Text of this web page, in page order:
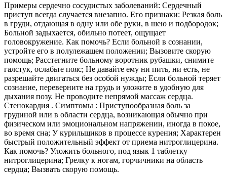
Примеры сердечно сосудистых заболеваний: Сердечный
приступ всегда случается внезапно. Его признаки: Резкая боль
в груди, отдающая в одну или обе руки, в шею и подбородок;
Больной задыхается, обильно потеет, ощущает
головокружение. Как помочь? Если больной в сознании,
устройте его в полулежащем положении; Вызовите скорую
помощь; Расстегните больному воротник рубашки, снимите
галстук, ослабьте пояс; Не давайте ему ни пить, ни есть, не
разрешайте двигаться без особой нужды; Если больной теряет
сознание, переверните на грудь и уложите в удобную для
дыхания позу. Не проводите непрямой массаж сердца.
Стенокардия . Симптомы : Приступообразная боль за
грудиной или в области сердца, возникающая обычно при
физическом или эмоциональном напряжении, иногда в покое,
во время сна; У курильщиков в процессе курения; Характерен
быстрый положительный эффект от приема нитроглицерина.
Как помочь? Уложить больного, под язык 1 таблетку
нитроглицерина; Грелку к ногам, горчичники на область
сердца; Вызвать скорую помощь.